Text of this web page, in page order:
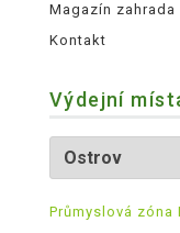
Magazín zahrada
Kontakt
Výdejní
Průmyslová zóna